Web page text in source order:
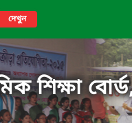
দেখুন
শিক্ষা